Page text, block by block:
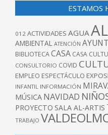
ESTAMOS
012 ACTIVIDADES AGUA
AMBIENTAL ATENCIÓN
BIBLIOTECACASA CASA
CONSULTORIO COVID
EMPLEO ESPECTÁCULO
INFANTIL INFORMACIÓN
MÚSICA NAVIDAD
PROYECTO SALA AL-ARTIS
TRABAJO